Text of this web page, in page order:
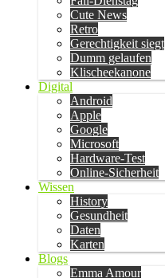
Cute News
Retro
Gerechtigkeit siegt
Dumm gelaufen
Klischeekanone
Digital
Android
Apple
Google
Microsoft
Hardware-Test
Online-Sicherheit
Wissen
History
Gesundheit
Daten
Karten
Blogs
Emma Amour